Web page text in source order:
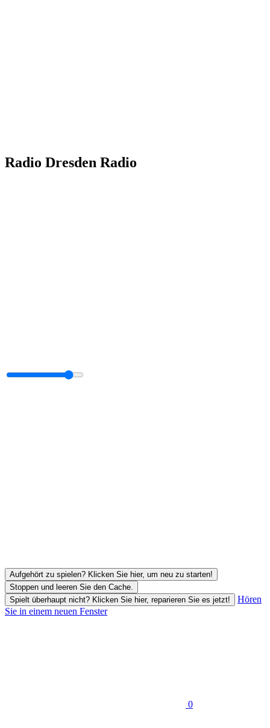
Radio Dresden Radio
Aufgehört zu spielen? Klicken Sie hier, um neu zu starten!
Stoppen und leeren Sie den Cache.
Spielt überhaupt nicht? Klicken Sie hier, reparieren Sie es jetzt!
Hören
Sie in einem neuen Fenster
0